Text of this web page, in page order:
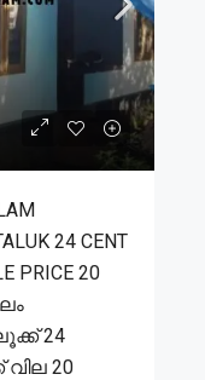
24 CENT
PRICE 20
24
20